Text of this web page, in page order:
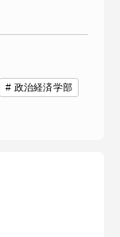
政治経済学部